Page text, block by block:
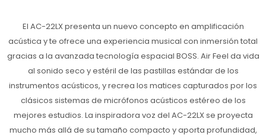
El AC-22LX presenta un nuevo concepto en amplificación
acústica y te ofrece una experiencia musical con inmersión total
gracias a la avanzada tecnología espacial BOSS. Air Feel da vida
al sonido seco y estéril de las pastillas estándar de los
instrumentos acústicos, y recrea los matices capturados por los
clásicos sistemas de micrófonos acústicos estéreo de los
mejores estudios. La inspiradora voz del AC-22LX se proyecta
mucho más allá de su tamaño compacto y aporta profundidad,